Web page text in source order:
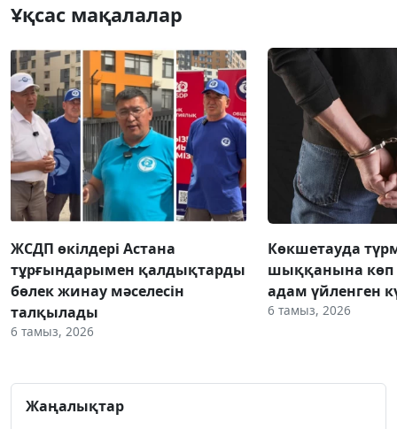
Ұқсас мақалалар
ЖСДП өкілдері Астана
тұрғындарымен қалдықтарды
бөлек жинау мәселесін
талқылады
6 тамыз, 2026
Көкшетауда
шыққанына көп
адам үйленген
6 тамыз, 2026
Жаңалықтар